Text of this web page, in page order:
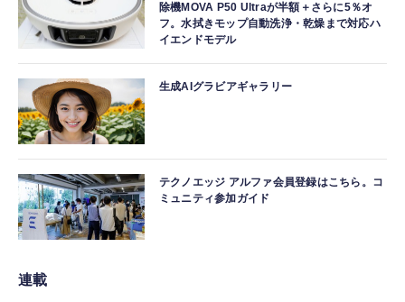
除機MOVA P50 Ultraが半額＋さらに5％オ
フ。水拭きモップ自動洗浄・乾燥まで対応ハ
イエンドモデル
生成AIグラビアギャラリー
テクノエッジ アルファ会員登録はこちら。コ
ミュニティ参加ガイド
連載